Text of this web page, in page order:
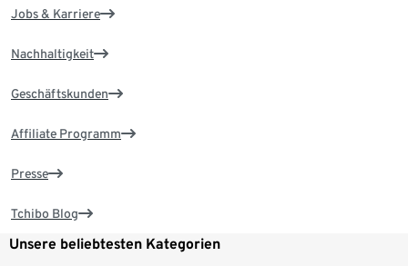
Jobs & Karriere
Nachhaltigkeit
Geschäftskunden
Affiliate Programm
Presse
Tchibo Blog
Unsere beliebtesten Kategorien